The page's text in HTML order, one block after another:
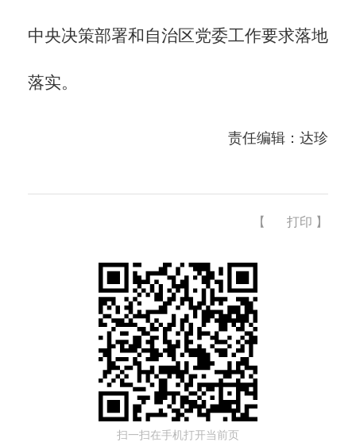
中央决策部署和自治区党委工作要求落地
落实。
责任编辑：达珍
【 打印 】
扫一扫在手机打开当前页